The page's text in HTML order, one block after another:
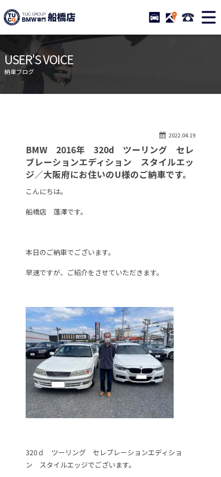
TUCグループ BMW専門 船
STOCK ACCESS 047-
ニュース
在庫リスト
目玉車両一覧
店舗紹介
保証＆サービス
アクセスマップ
自動車保険
TUCとは？
リクルート
納車blog
スタッフblog
会社概要
USER'S VOICE
納車ブログ
2022.04.19
BMW 2016年 320d ツーリング セレ
ブレーションエディション スタイルエッ
ジ／大阪府にお住いのU様のご納車です。
こんにちは。
船橋店 蓬澤です。
本日のご納車でございます。
早速ですが、ご紹介をさせていただきます。
320ｄ ツーリング セレブレーションエディショ
ン スタイルエッジでございます。